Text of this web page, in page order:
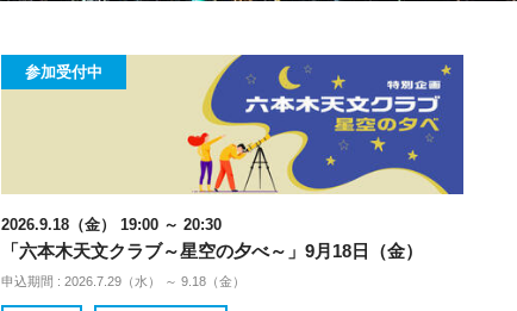
参加受付中
2026.9.18（金） 19:00 ～ 20:30
「六本木天文クラブ～星空の夕べ～」9月18日（金）
申込期間 : 2026.7.29（水） ～ 9.18（金）